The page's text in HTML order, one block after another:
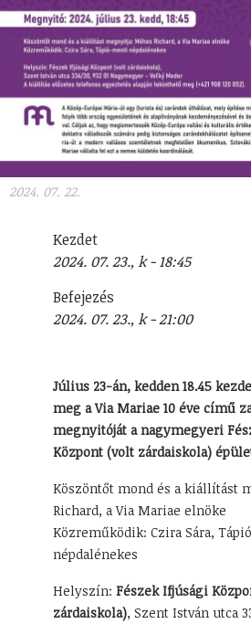
2024. 07. 22.
Kezdet
2024. 07. 23., k - 18:45
Befejezés
2024. 07. 23., k - 21:00
Július 23-án, kedden 18.45
meg a Via Mariae 10 éve című
megnyitóját a nagymegyeri
Központ (volt zárdaiskola)
Köszöntőt mond és a kiállítást
Richard, a Via Mariae elnöke
Közreműködik: Czira Sára,
népdalénekes
Helyszín: Fészek Ifjúsági
zárdaiskola), Szent István utca